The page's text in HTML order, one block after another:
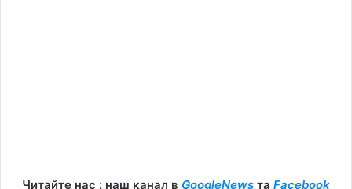
Читайте нас : наш канал в GoogleNews та Facebook